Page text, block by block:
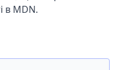
в MDN.